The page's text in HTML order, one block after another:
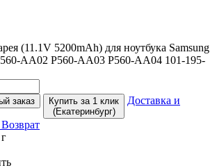
(11.1V 5200mAh) для ноутбука Samsung
AA02 P560-AA03 P560-AA04 101-195-
заказ
Купить за 1 клик
(Екатеринбург)
Доставка и
г